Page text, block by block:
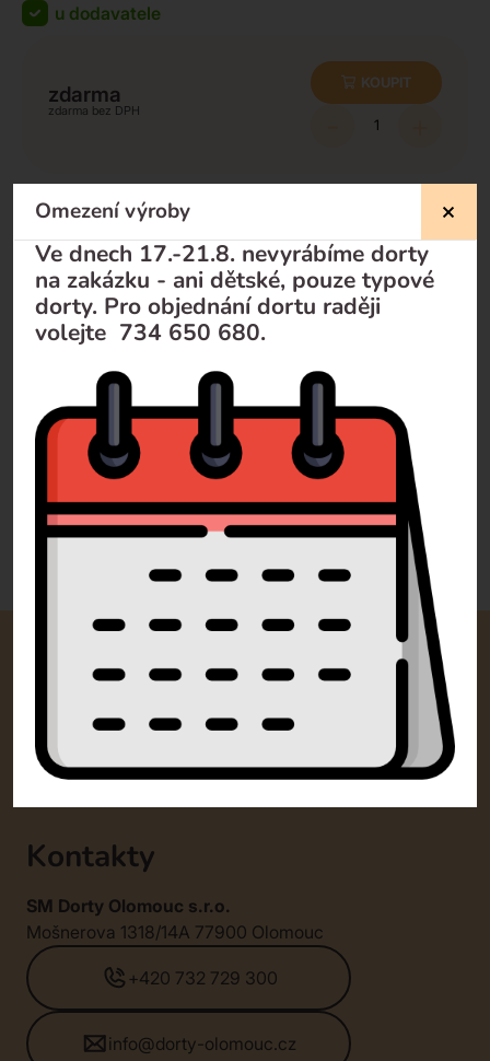
u dodavatele
zdarma
zdarma
KOUPIT
Nevíte si rady?
Pomůžeme Vám
Volejte
+420 732 729 300
Pište
info@dorty-olomouc.cz
0 recenzí
Kontakty
SM Dorty Olomouc s.r.o.
Mošnerova 1318/14A 77900 Olomouc
+420 732 729 300
info@dorty-olomouc.cz
Omezení výroby
Ve dnech 17.-21.8. nevyrábíme dorty
na zakázku - ani dětské, pouze typové
dorty. Pro objednání dortu raději
volejte 734 650 680.